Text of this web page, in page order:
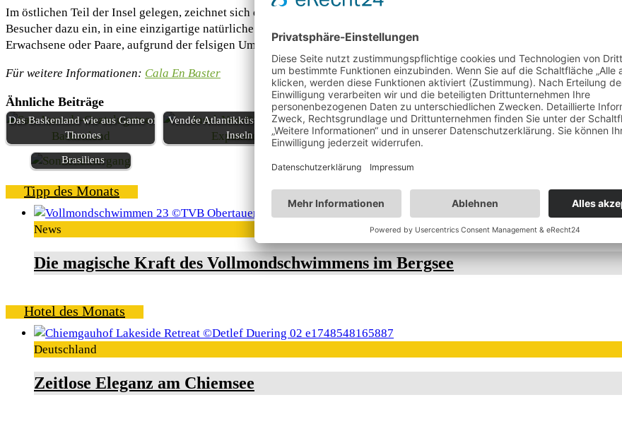
Im östlichen Teil der Insel gelegen, zeichnet sich dieser Strand durch seine natürliche Schönheit und seine entspannte
Besucher dazu ein, in eine einzigartige natürliche und felsige Landschaft einzutauchen und die Ruhe der Umgebung zu
Erwachsene oder Paare, aufgrund der felsigen Umgebung nicht für Familien geeignet.
Für weitere Informationen: Cala En Baster
Ähnliche Beiträge
Das Baskenland wie aus Game of
Thrones
Vendée Atlantikküste: Strände &
Inseln
Spektakuläre Höhlen auf den
Balearen entdecken
Die 10 schönsten Strände
Kroatiens
Alagoas im Norden
Brasiliens
Tipp des Monats
News
Die magische Kraft des Vollmondschwimmens im Bergsee
Hotel des Monats
Deutschland
Zeitlose Eleganz am Chiemsee